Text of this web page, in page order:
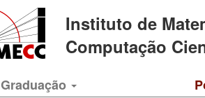
Instituto de
Computação
Graduação